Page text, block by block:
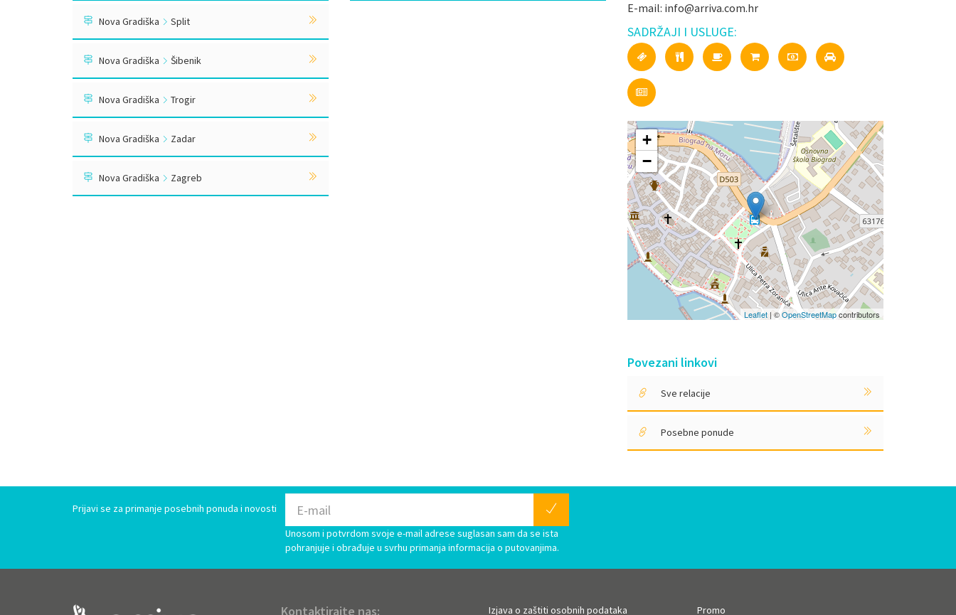
Nova Gradiška Split
Nova Gradiška Šibenik
Nova Gradiška Trogir
Nova Gradiška Zadar
Nova Gradiška Zagreb
E-mail: info@arriva.com.hr
SADRŽAJI I USLUGE:
+
−
Leaflet | ©OpenStreetMapcontributors
Povezani linkovi
Sve relacije
Posebne ponude
Prijavi se za primanje posebnih ponuda i novosti
Unosom i potvrdom svoje e-mail adrese suglasan sam da se ista
pohranjuje i obrađuje u svrhu primanja informacija o putovanjima.
Kontaktirajte nas: Izjava o zaštiti osobnih podataka Promo